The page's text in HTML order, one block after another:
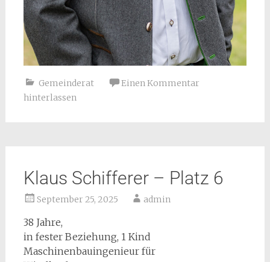
Gemeinderat
Einen Kommentar
hinterlassen
Klaus Schifferer – Platz 6
September 25, 2025 admin
38 Jahre,
in fester Beziehung, 1 Kind
Maschinenbauingenieur für